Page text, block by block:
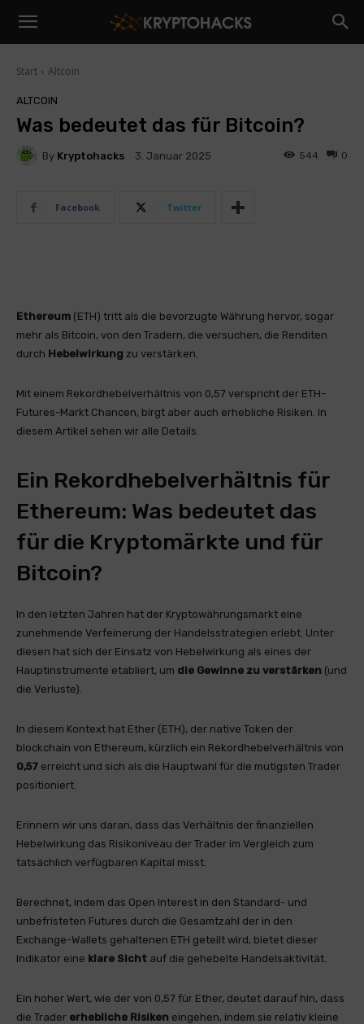
Start Altcoin
ALTCOIN
Was bedeutet das für Bitcoin?
By Kryptohacks 3. Januar 2025 0
544
Facebook Twitter
Ethereum (ETH) tritt als die bevorzugte Währung hervor, sogar
mehr als Bitcoin, von den Tradern, die versuchen, die Renditen
durch Hebelwirkung zu verstärken.
Mit einem Rekordhebelverhältnis von 0,57 verspricht der ETH-
Futures-Markt Chancen, birgt aber auch erhebliche Risiken. In
diesem Artikel sehen wir alle Details.
Ein Rekordhebelverhältnis für
Ethereum: Was bedeutet das
für die Kryptomärkte und für
Bitcoin?
In den letzten Jahren hat der Kryptowährungsmarkt eine
zunehmende Verfeinerung der Handelsstrategien erlebt. Unter
diesen hat sich der Einsatz von Hebelwirkung als eines der
Hauptinstrumente etabliert, um die Gewinne zu verstärken (und
die Verluste).
In diesem Kontext hat Ether (ETH), der native Token der
blockchain von Ethereum, kürzlich ein Rekordhebelverhältnis von
0,57 erreicht und sich als die Hauptwahl für die mutigsten Trader
positioniert.
Erinnern wir uns daran, dass das Verhältnis der finanziellen
Hebelwirkung das Risikoniveau der Trader im Vergleich zum
tatsächlich verfügbaren Kapital misst.
Berechnet, indem das Open Interest in den Standard- und
unbefristeten Futures durch die Gesamtzahl der in den
Exchange-Wallets gehaltenen ETH geteilt wird, bietet dieser
Indikator eine klare Sicht auf die gehebelte Handelsaktivität.
Ein hoher Wert, wie der von 0,57 für Ether, deutet darauf hin, dass
die Trader erhebliche Risiken eingehen, indem sie relativ kleine